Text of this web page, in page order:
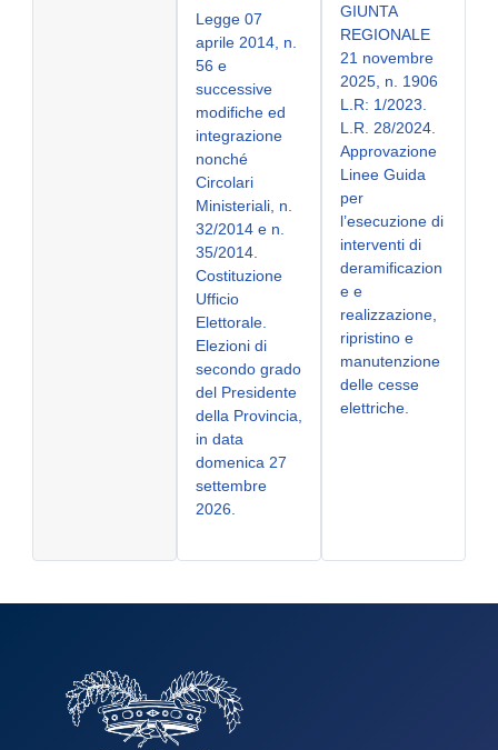
Legge 07
aprile 2014, n.
56 e
successive
modifiche ed
integrazione
nonché
Circolari
Ministeriali, n.
32/2014 e n.
35/2014.
Costituzione
Ufficio
Elettorale.
Elezioni di
secondo grado
del Presidente
della Provincia,
in data
domenica 27
settembre
2026.
GIUNTA
REGIONALE
21 novembre
2025, n. 1906
L.R: 1/2023.
L.R. 28/2024.
Approvazione
Linee Guida
per
l’esecuzione di
interventi di
deramificazion
e e
realizzazione,
ripristino e
manutenzione
delle cesse
elettriche.